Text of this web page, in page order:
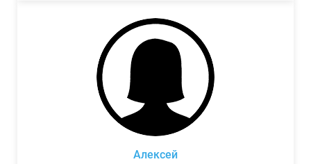
Алексей